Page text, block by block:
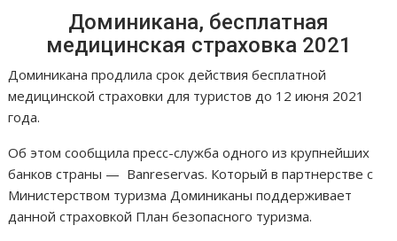
Доминикана, бесплатная
медицинская страховка 2021
Доминикана продлила срок действия бесплатной
медицинской страховки для туристов до 12 июня 2021
года.
Об этом сообщила пресс-служба одного из крупнейших
банков страны — Banreservas. Который в партнерстве с
Министерством туризма Доминиканы поддерживает
данной страховкой План безопасного туризма.